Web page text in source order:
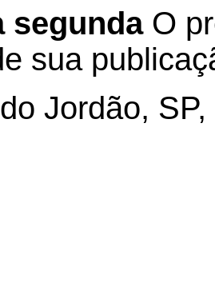
segunda O
sua
Jordão,